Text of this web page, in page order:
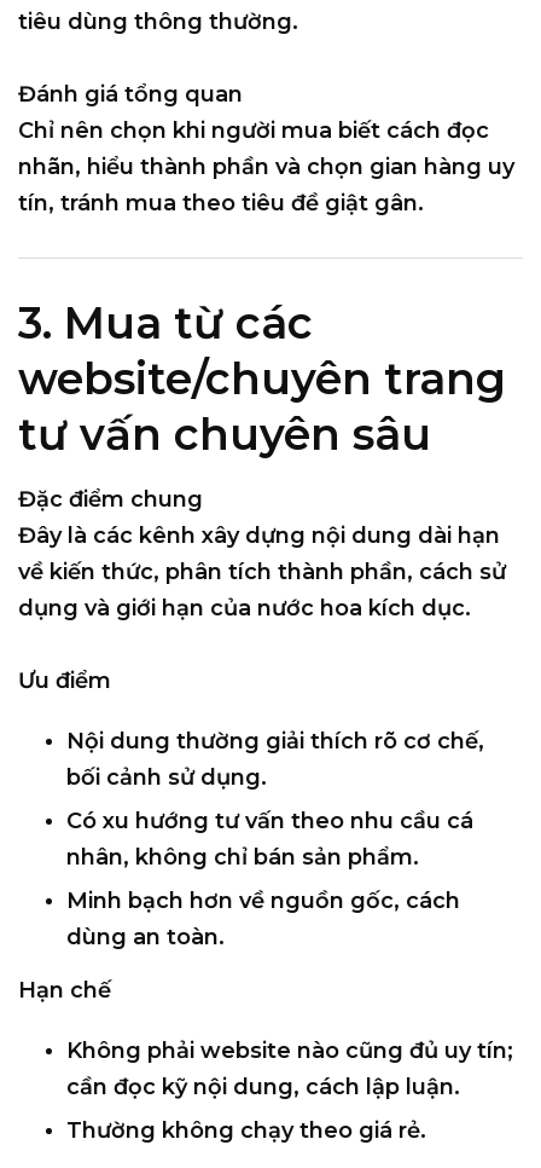
tiêu dùng thông thường.
Đánh giá tổng quan
Chỉ nên chọn khi người mua biết cách đọc
nhãn, hiểu thành phần và chọn gian hàng uy
tín, tránh mua theo tiêu đề giật gân.
3. Mua từ các
website/chuyên trang
tư vấn chuyên sâu
Đặc điểm chung
Đây là các kênh xây dựng nội dung dài hạn
về kiến thức, phân tích thành phần, cách sử
dụng và giới hạn của nước hoa kích dục.
Ưu điểm
Nội dung thường giải thích rõ cơ chế,
bối cảnh sử dụng.
Có xu hướng tư vấn theo nhu cầu cá
nhân, không chỉ bán sản phẩm.
Minh bạch hơn về nguồn gốc, cách
dùng an toàn.
Hạn chế
Không phải website nào cũng đủ uy tín;
cần đọc kỹ nội dung, cách lập luận.
Thường không chạy theo giá rẻ.